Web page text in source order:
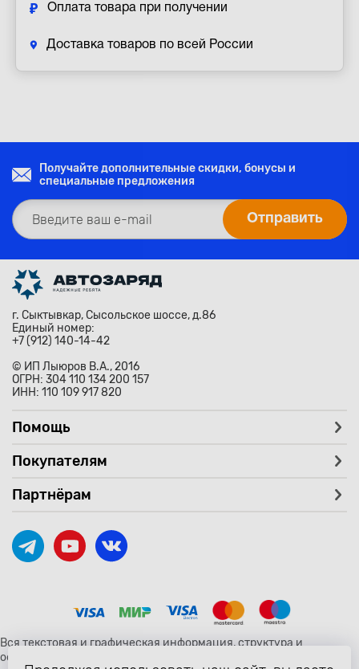
Оплата товара при получении
Доставка товаров по всей России
Получайте дополнительные скидки, бонусы и
специальные предложения
г. Сыктывкар, Сысольское шоссе, д.86
Единый номер:
+7 (912) 140-14-42
© ИП Лыюров В.А., 2016
ОГРН: 304 110 134 200 157
ИНН: 110 109 917 820
Помощь
Покупателям
Партнёрам
Вся текстовая и графическая информация, структура и
оформление страницы avtozaryad.ru защищены российскими и